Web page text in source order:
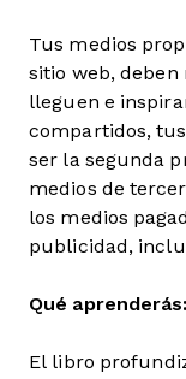
Tus medios
sitio web,
lleguen e
compartidos,
ser la segunda
medios de
los medios
publicidad,
Qué aprenderás:
El libro